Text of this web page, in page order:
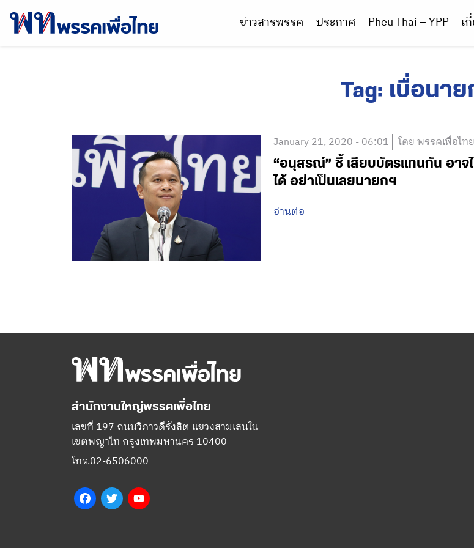
ข่าวสารพรรค ประกาศ Pheu Thai – YPP เ
Tag: เบื่อนาย
January 21, 2020 - 06:01 โดย พรรคเพื่อไทย
“อนุสรณ์” ชี้ เสียบบัตรแทนกัน อาจ
ได้ อย่าเป็นเลยนายกฯ
อ่านต่อ
สำนักงานใหญ่พรรคเพื่อไทย
เลขที่ 197 ถนนวิภาวดีรังสิต แขวงสามเสนใน
เขตพญาไท กรุงเทพมหานคร 10400
โทร.02-6506000
FacebookTwitter